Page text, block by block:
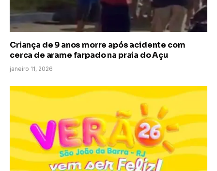
Criança de 9 anos morre após acidente com
cerca de arame farpado na praia do Açu
janeiro 11, 2026